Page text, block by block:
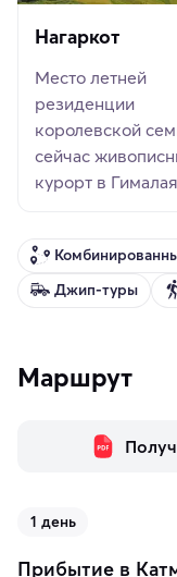
Нагаркот
Место летней
резиденции
королевской
сейчас
курорт в
Джип-туры
Маршрут
1 день
Прибытие в